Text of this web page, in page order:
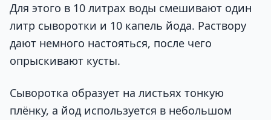
Для этого в 10 литрах воды смешивают один
литр сыворотки и 10 капель йода. Раствору
дают немного настояться, после чего
опрыскивают кусты.
Сыворотка образует на листьях тонкую
плёнку, а йод используется в небольшом